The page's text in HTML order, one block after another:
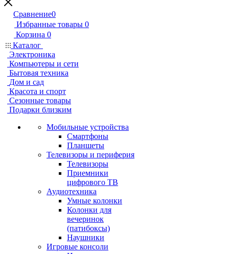
Сравнение0
Избранные товары 0
Корзина 0
Каталог
Электроника
Компьютеры и сети
Бытовая техника
Дом и сад
Красота и спорт
Сезонные товары
Подарки близким
Мобильные устройства
Смартфоны
Планшеты
Телевизоры и периферия
Телевизоры
Приемники
цифрового ТВ
Аудиотехника
Умные колонки
Колонки для
вечеринок
(патибоксы)
Наушники
Игровые консоли